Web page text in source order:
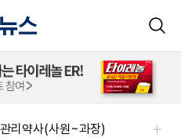
리약사(사원~과장)